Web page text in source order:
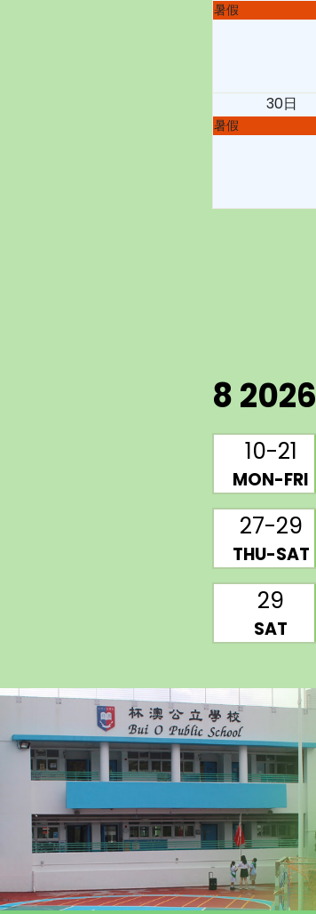
暑假
30日
暑假
8 2026
10-21
MON-FRI
27-29
THU-SAT
29
SAT